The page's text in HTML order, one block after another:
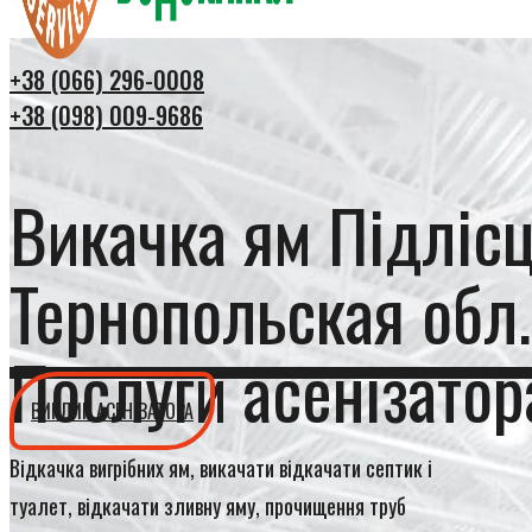
+38 (066) 296-0008
+38 (098) 009-9686
Викачка ям
Тернопольская обл.
Послуги
ВИКЛИК АСЕНІЗАТОРА
Відкачка вигрібних ям, викачати відкачати септик і
туалет, відкачати зливну яму, прочищення труб